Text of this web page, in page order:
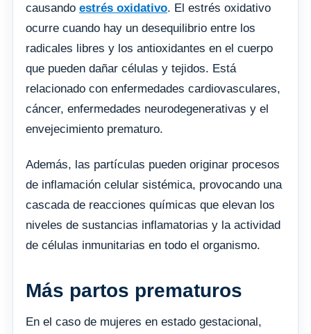
causando estrés oxidativo. El estrés oxidativo
ocurre cuando hay un desequilibrio entre los
radicales libres y los antioxidantes en el cuerpo
que pueden dañar células y tejidos. Está
relacionado con enfermedades cardiovasculares,
cáncer, enfermedades neurodegenerativas y el
envejecimiento prematuro.
Además, las partículas pueden originar procesos
de inflamación celular sistémica, provocando una
cascada de reacciones químicas que elevan los
niveles de sustancias inflamatorias y la actividad
de células inmunitarias en todo el organismo.
Más partos prematuros
En el caso de mujeres en estado gestacional,